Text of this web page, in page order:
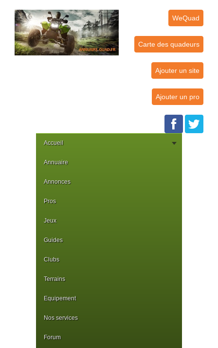
WeQuad
Carte des quadeurs
Ajouter un site
Ajouter un pro
Accueil
Annuaire
Annonces
Pros
Jeux
Guides
Clubs
Terrains
Equipement
Nos services
Forum